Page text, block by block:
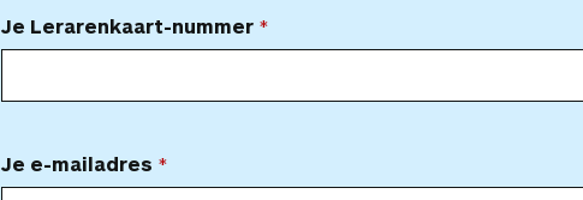
Je Lerarenkaart-nummer
Je e-mailadres